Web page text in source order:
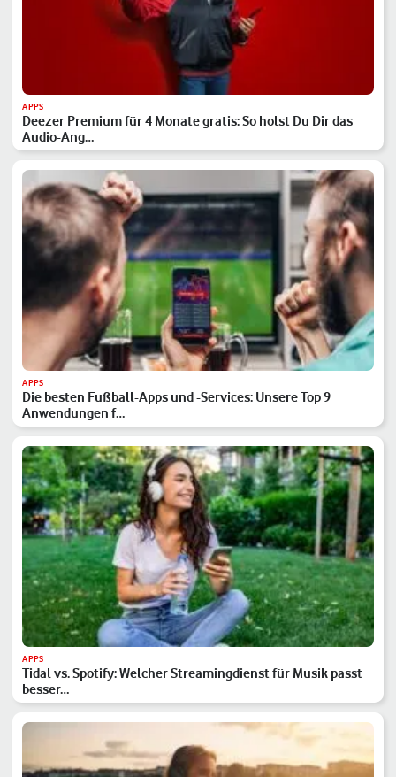
APPS
Deezer Premium für 4 Monate gratis: So holst Du Dir das
Audio-Ang…
APPS
Die besten Fußball-Apps und -Services: Unsere Top 9
Anwendungen f…
APPS
Tidal vs. Spotify: Welcher Streamingdienst für Musik passt
besser…